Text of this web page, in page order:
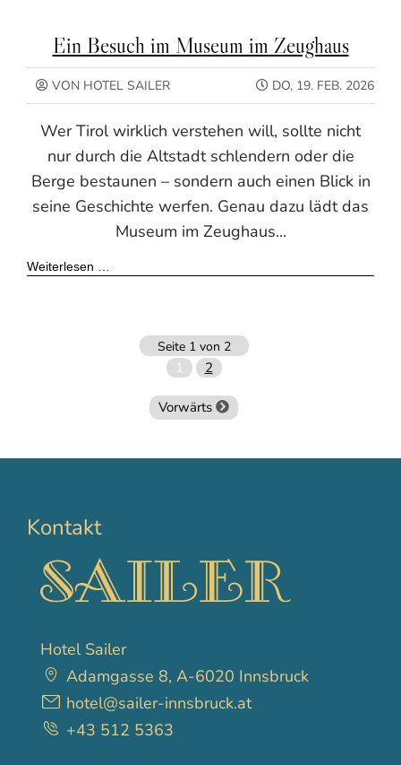
Ein Besuch im Museum im Zeughaus
DO, 19. FEB. 2026
VON HOTEL SAILER
Wer Tirol wirklich verstehen will, sollte nicht
nur durch die Altstadt schlendern oder die
Berge bestaunen – sondern auch einen Blick in
seine Geschichte werfen. Genau dazu lädt das
Museum im Zeughaus...
Weiterlesen …
Seite 1 von 2
1 2
Vorwärts
Kontakt
Hotel Sailer
Adamgasse 8, A-6020 Innsbruck
hotel@sailer-innsbruck.at
+43 512 5363